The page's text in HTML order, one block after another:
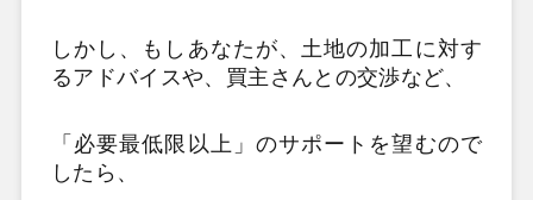
しかし、もしあなたが、土地の加工に対す
るアドバイスや、買主さんとの交渉など、
「必要最低限以上」のサポートを望むので
したら、